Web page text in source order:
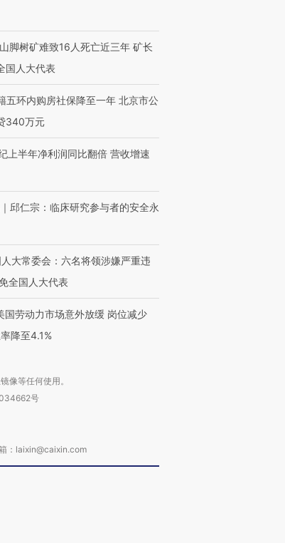
种
视线｜被称为“蟑螂”的印
度Z世代 用街头抗争将教
视线｜“入侵”还是“人道危
有意思的生活方式·第三对
住三大增长引擎是什么？
脚树矿难致16人死亡近三年 矿长
国人大代表
五环内购房社保降至一年 北京市公
340万元
上半年净利润同比翻倍 营收增速
邱仁宗：临床研究参与者的安全永
大常委会：六名将领涉嫌严重违
全国人大代表
国劳动力市场意外放缓 岗位减少
降至4.1%
像等任何使用。
号
：laixin@caixin.com